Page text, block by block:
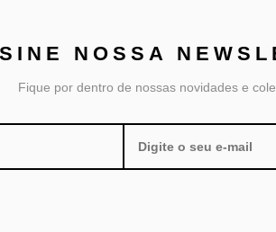
NOSSA
Fique por dentro de nossas novidades e